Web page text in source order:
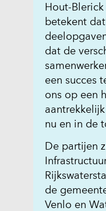
Hout-
betekent
dat de
een succes
ons op een
nu en in de
De partijen
de
Venlo en